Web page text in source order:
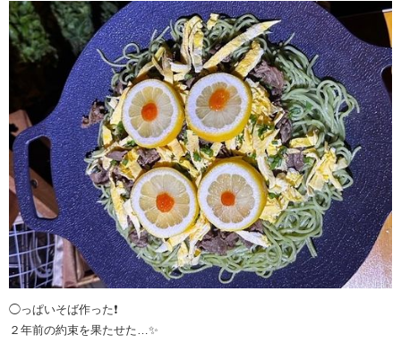
◯っぱいそば作った❗️
２年前の約束を果たせた…✨